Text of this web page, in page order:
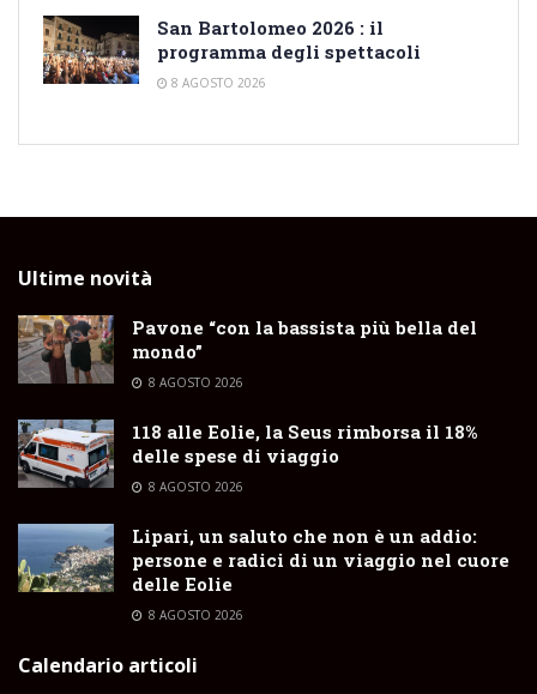
San Bartolomeo 2026 : il
programma degli spettacoli
8 AGOSTO 2026
Ultime novità
Pavone “con la bassista più bella del
mondo”
8 AGOSTO 2026
118 alle Eolie, la Seus rimborsa il 18%
delle spese di viaggio
8 AGOSTO 2026
Lipari, un saluto che non è un addio:
persone e radici di un viaggio nel cuore
delle Eolie
8 AGOSTO 2026
Calendario articoli